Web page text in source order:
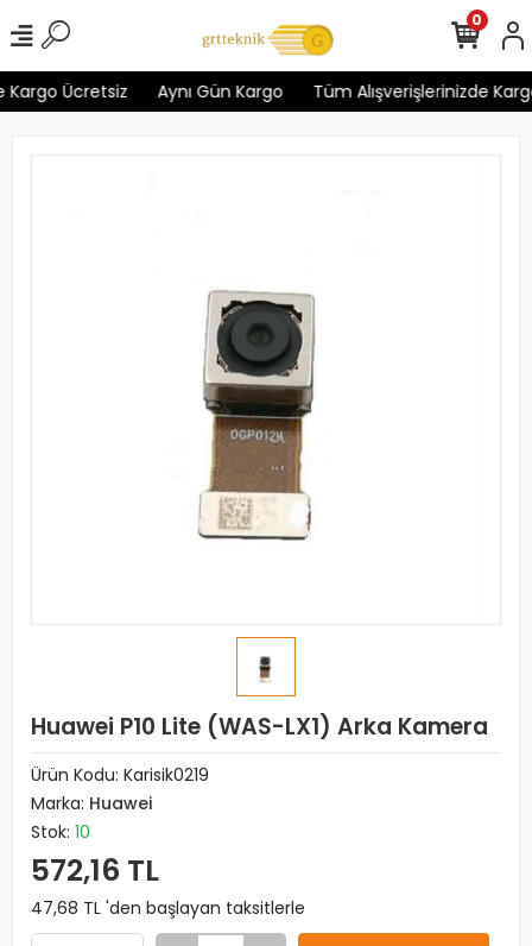
Ücretsiz Aynı Gün Kargo Tüm Alışverişlerinizde
0
Huawei P10 Lite (WAS-LX1) Arka Kamera
Ürün Kodu: Karisik0219
Marka: Huawei
Stok: 10
572,16 TL
47,68 TL 'den başlayan taksitlerle